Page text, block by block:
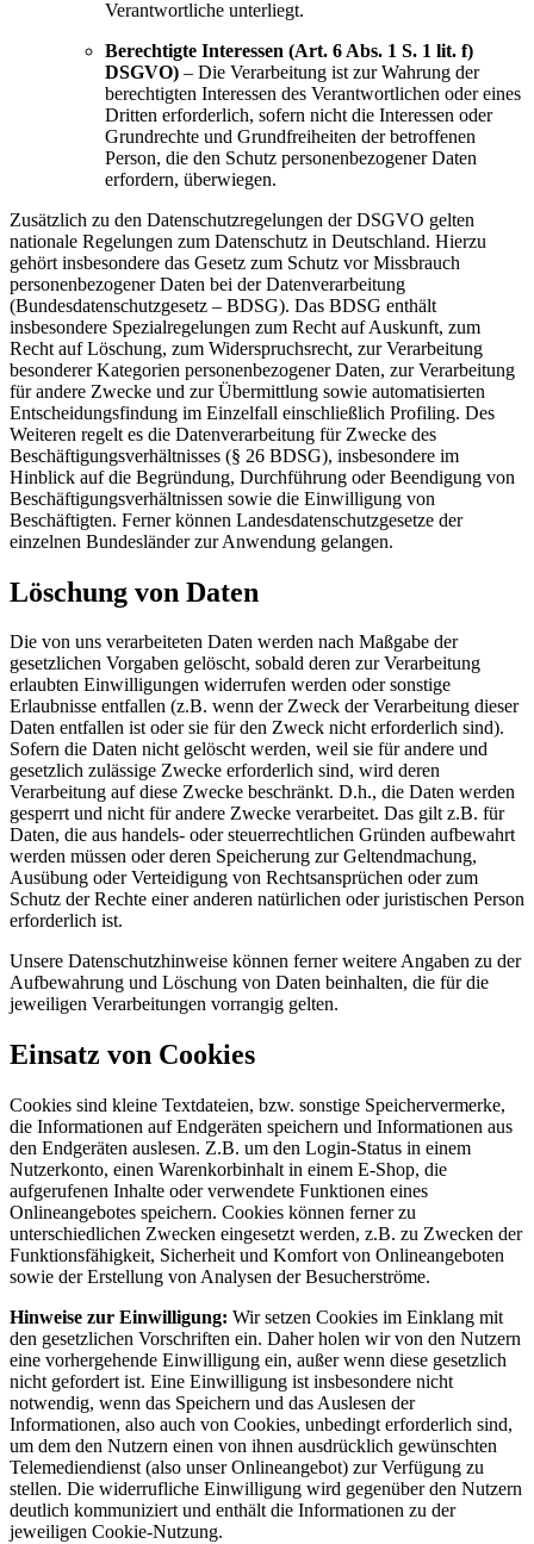
Verantwortliche unterliegt.
Berechtigte Interessen (Art. 6 Abs. 1 S. 1 lit. f)
DSGVO) – Die Verarbeitung ist zur Wahrung der
berechtigten Interessen des Verantwortlichen oder eines
Dritten erforderlich, sofern nicht die Interessen oder
Grundrechte und Grundfreiheiten der betroffenen
Person, die den Schutz personenbezogener Daten
erfordern, überwiegen.
Zusätzlich zu den Datenschutzregelungen der DSGVO gelten
nationale Regelungen zum Datenschutz in Deutschland. Hierzu
gehört insbesondere das Gesetz zum Schutz vor Missbrauch
personenbezogener Daten bei der Datenverarbeitung
(Bundesdatenschutzgesetz – BDSG). Das BDSG enthält
insbesondere Spezialregelungen zum Recht auf Auskunft, zum
Recht auf Löschung, zum Widerspruchsrecht, zur Verarbeitung
besonderer Kategorien personenbezogener Daten, zur Verarbeitung
für andere Zwecke und zur Übermittlung sowie automatisierten
Entscheidungsfindung im Einzelfall einschließlich Profiling. Des
Weiteren regelt es die Datenverarbeitung für Zwecke des
Beschäftigungsverhältnisses (§ 26 BDSG), insbesondere im
Hinblick auf die Begründung, Durchführung oder Beendigung von
Beschäftigungsverhältnissen sowie die Einwilligung von
Beschäftigten. Ferner können Landesdatenschutzgesetze der
einzelnen Bundesländer zur Anwendung gelangen.
Löschung von Daten
Die von uns verarbeiteten Daten werden nach Maßgabe der
gesetzlichen Vorgaben gelöscht, sobald deren zur Verarbeitung
erlaubten Einwilligungen widerrufen werden oder sonstige
Erlaubnisse entfallen (z.B. wenn der Zweck der Verarbeitung dieser
Daten entfallen ist oder sie für den Zweck nicht erforderlich sind).
Sofern die Daten nicht gelöscht werden, weil sie für andere und
gesetzlich zulässige Zwecke erforderlich sind, wird deren
Verarbeitung auf diese Zwecke beschränkt. D.h., die Daten werden
gesperrt und nicht für andere Zwecke verarbeitet. Das gilt z.B. für
Daten, die aus handels- oder steuerrechtlichen Gründen aufbewahrt
werden müssen oder deren Speicherung zur Geltendmachung,
Ausübung oder Verteidigung von Rechtsansprüchen oder zum
Schutz der Rechte einer anderen natürlichen oder juristischen Person
erforderlich ist.
Unsere Datenschutzhinweise können ferner weitere Angaben zu der
Aufbewahrung und Löschung von Daten beinhalten, die für die
jeweiligen Verarbeitungen vorrangig gelten.
Einsatz von Cookies
Cookies sind kleine Textdateien, bzw. sonstige Speichervermerke,
die Informationen auf Endgeräten speichern und Informationen aus
den Endgeräten auslesen. Z.B. um den Login-Status in einem
Nutzerkonto, einen Warenkorbinhalt in einem E-Shop, die
aufgerufenen Inhalte oder verwendete Funktionen eines
Onlineangebotes speichern. Cookies können ferner zu
unterschiedlichen Zwecken eingesetzt werden, z.B. zu Zwecken der
Funktionsfähigkeit, Sicherheit und Komfort von Onlineangeboten
sowie der Erstellung von Analysen der Besucherströme.
Hinweise zur Einwilligung: Wir setzen Cookies im Einklang mit
den gesetzlichen Vorschriften ein. Daher holen wir von den Nutzern
eine vorhergehende Einwilligung ein, außer wenn diese gesetzlich
nicht gefordert ist. Eine Einwilligung ist insbesondere nicht
notwendig, wenn das Speichern und das Auslesen der
Informationen, also auch von Cookies, unbedingt erforderlich sind,
um dem den Nutzern einen von ihnen ausdrücklich gewünschten
Telemediendienst (also unser Onlineangebot) zur Verfügung zu
stellen. Die widerrufliche Einwilligung wird gegenüber den Nutzern
deutlich kommuniziert und enthält die Informationen zu der
jeweiligen Cookie-Nutzung.